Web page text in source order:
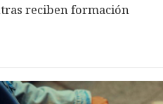
reciben formación